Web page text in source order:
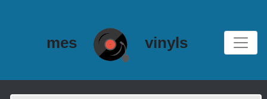
mes vinyls